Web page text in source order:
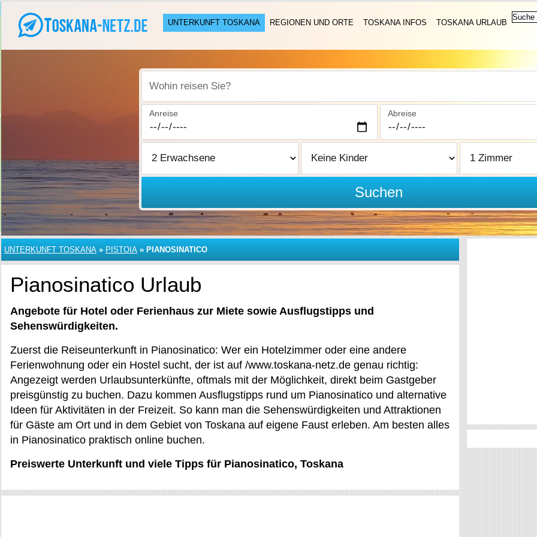
UNTERKUNFT TOSKANA REGIONEN UND ORTE TOSKANA INFOS TOSKANA URLAUB
Wohin reisen Sie?
Anreise Abreise
Suchen
UNTERKUNFT TOSKANA » PISTOIA » PIANOSINATICO
Pianosinatico Urlaub
Angebote für Hotel oder Ferienhaus zur Miete sowie Ausflugstipps und
Sehenswürdigkeiten.
Zuerst die Reiseunterkunft in Pianosinatico: Wer ein Hotelzimmer oder eine andere
Ferienwohnung oder ein Hostel sucht, der ist auf /www.toskana-netz.de genau richtig:
Angezeigt werden Urlaubsunterkünfte, oftmals mit der Möglichkeit, direkt beim Gastgeber
preisgünstig zu buchen. Dazu kommen Ausflugstipps rund um Pianosinatico und alternative
Ideen für Aktivitäten in der Freizeit. So kann man die Sehenswürdigkeiten und Attraktionen
für Gäste am Ort und in dem Gebiet von Toskana auf eigene Faust erleben. Am besten alles
in Pianosinatico praktisch online buchen.
Preiswerte Unterkunft und viele Tipps für Pianosinatico, Toskana